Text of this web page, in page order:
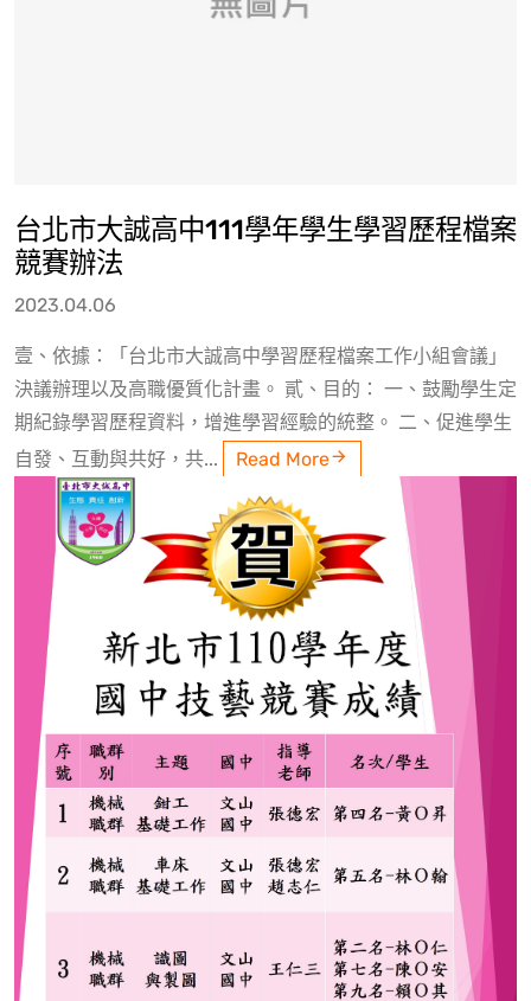
台北市大誠高中111學年學生學習歷程檔案
競賽辦法
2023.04.06
壹、依據：「台北市大誠高中學習歷程檔案工作小組會議」
決議辦理以及高職優質化計畫。 貳、目的： 一、鼓勵學生定
期紀錄學習歷程資料，增進學習經驗的統整。 二、促進學生
自發、互動與共好，共...
Read More